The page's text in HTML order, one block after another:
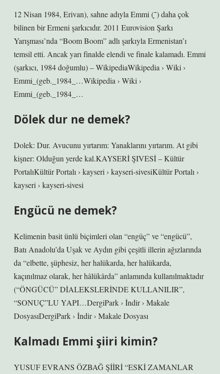
12 Nisan 1984, Erivan), sahne adıyla Emmi (ִִַ־ֵ) daha çok
bilinen bir Ermeni şarkıcıdır. 2011 Eurovision Şarkı
Yarışması’nda “Boom Boom” adlı şarkıyla Ermenistan’ı
temsil etti. Ancak yarı finalde elendi ve finale kalamadı. Emmi
(şarkıcı, 1984 doğumlu) – WikipediaWikipedia › Wiki ›
Emmi_(geb._1984_…Wikipedia › Wiki ›
Emmi_(geb._1984_…
Dölek dur ne demek?
Dolek: Dur. Avucunu yırtarım: Yanaklarını yırtarım. At gibi
kişner: Olduğun yerde kal.KAYSERİ ŞIVESİ – Kültür
PortalıKültür Portalı › kayseri › kayseri-sivesiKültür Portalı ›
kayseri › kayseri-sivesi
Engücü ne demek?
Kelimenin basit ünlü biçimleri olan “engüç” ve “engücü”,
Batı Anadolu’da Uşak ve Aydın gibi çeşitli illerin ağızlarında
da “elbette, şüphesiz, her halükarda, her halükarda,
kaçınılmaz olarak, her hâlükârda” anlamında kullanılmaktadır
(“ÖNGÜCÜ” DİALEKSLERİNDE KULLANILIR”,
“SONUÇ”LU YAPI…DergiPark › İndir › Makale
DosyasıDergiPark › İndir › Makale Dosyası
Kalmadı Emmi şiiri kimin?
YUSUF EVRANS ÖZBAĞ ŞİİRİ “ESKİ ZAMANLAR